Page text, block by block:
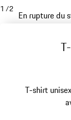
1 /2
En rupture du
T-shirt